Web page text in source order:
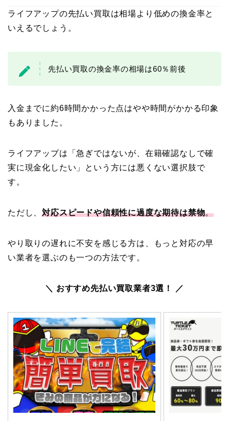
ライフアップの先払い買取は相場より低めの換金率と
いえるでしょう。
先払い買取の換金率の相場は60％前後
入金までに約6時間かかった点はやや時間がかかる印象
もありました。
ライフアップは「急ぎではないが、在籍確認なしで確
実に現金化したい」という方には悪くない選択肢で
す。
ただし、対応スピードや信頼性に過度な期待は禁物。
やり取りの遅れに不安を感じる方は、もっと対応の早
い業者を選ぶのも一つの方法です。
＼ おすすめ先払い買取業者3選！ ／